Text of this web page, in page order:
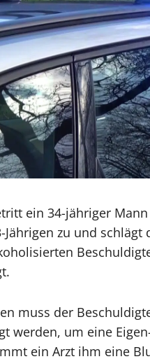
ein 34-jähriger
zu und
muss der
werden, um eine
ein Arzt ihm eine